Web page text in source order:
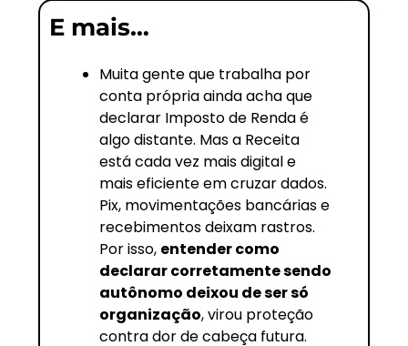
E mais…
Muita gente que trabalha por
conta própria ainda acha que
declarar Imposto de Renda é
algo distante. Mas a Receita
está cada vez mais digital e
mais eficiente em cruzar dados.
Pix, movimentações bancárias e
recebimentos deixam rastros.
Por isso, entender como
declarar corretamente sendo
autônomo deixou de ser só
organização, virou proteção